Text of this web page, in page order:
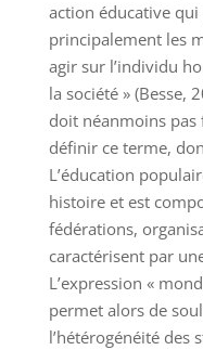
action éducative
principalement les
agir sur l’individu
la société » (Besse,
doit néanmoins
définir ce terme,
L’éducation
histoire et est
fédérations,
caractérisent par
L’expression «
permet alors de
l’hétérogénéité des